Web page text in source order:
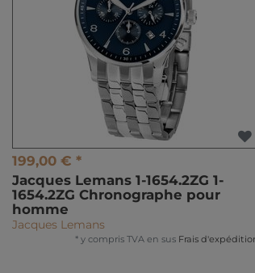
199,00 € *
Jacques Lemans 1-1654.2ZG 1-
1654.2ZG Chronographe pour
homme
Jacques Lemans
* y compris TVA en sus Frais